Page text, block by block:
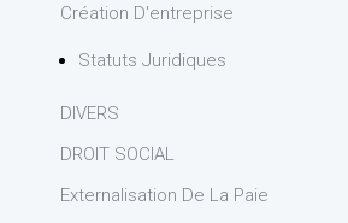
Création D'entreprise
Statuts Juridiques
DIVERS
DROIT SOCIAL
Externalisation De La Paie